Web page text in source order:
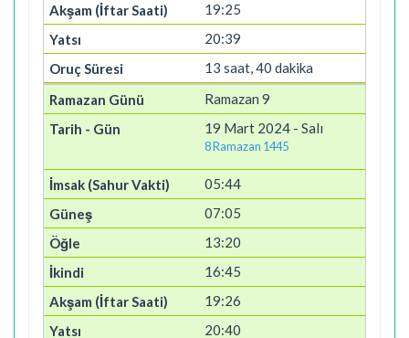
19:25
20:39
13 saat, 40 dakika
Ramazan 9
19 Mart 2024 - Salı
8 Ramazan 1445
05:44
07:05
13:20
16:45
19:26
20:40